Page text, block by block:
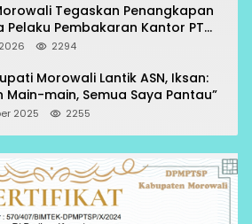
Tegaskan Penangkapan
Pelaku Pembakaran Kantor PT
Prosedur
2294
Morowali Lantik ASN, Iksan:
Main-main, Semua Saya Pantau”
2025 2255